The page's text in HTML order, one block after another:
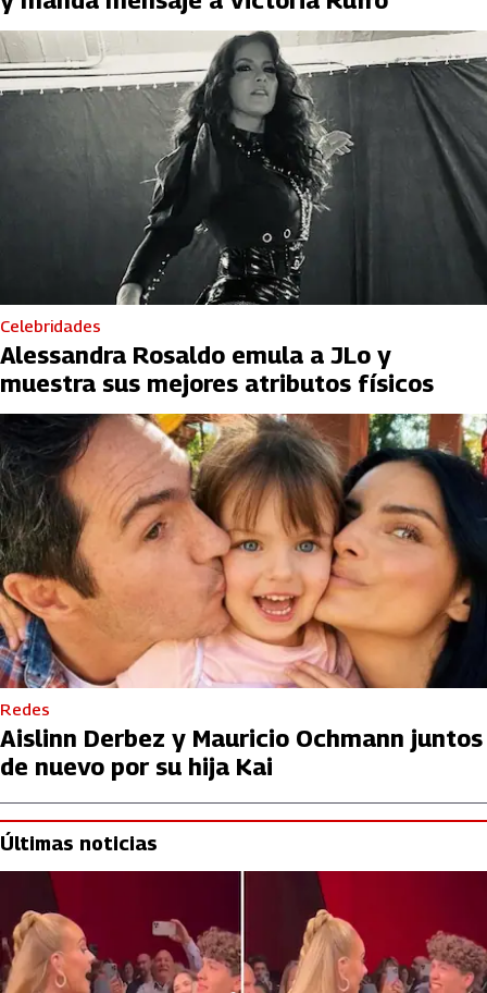
Celebridades
Alessandra Rosaldo emula a JLo y
muestra sus mejores atributos físicos
Redes
Aislinn Derbez y Mauricio Ochmann juntos
de nuevo por su hija Kai
Últimas noticias